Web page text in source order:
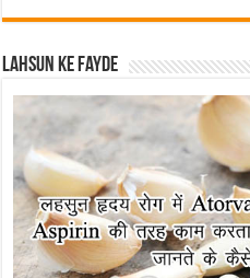
Lahsun ke fayde